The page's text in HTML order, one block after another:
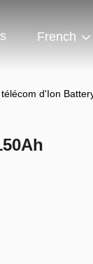
French
d'Ion